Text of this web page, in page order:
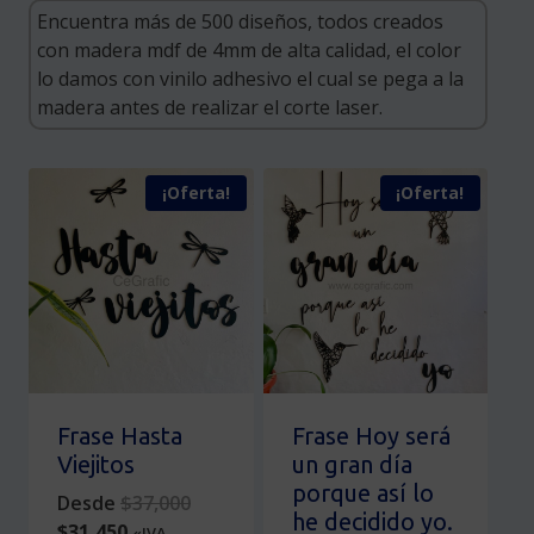
¡Oferta!
Frase Hasta
Viejitos
Desde $37,000Original
¡Oferta!
Frase Hoy será
un gran día
porque así lo
he decidido yo.